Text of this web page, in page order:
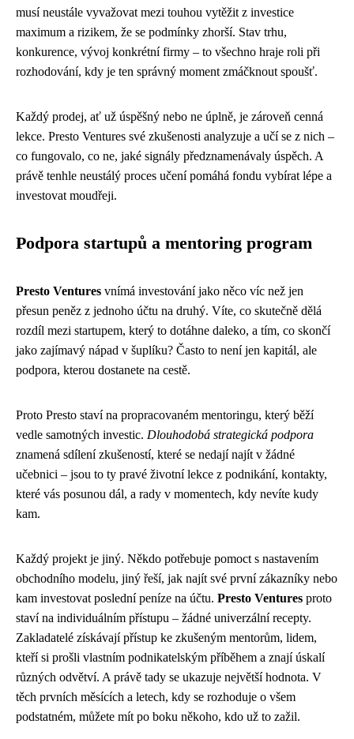
musí neustále vyvažovat mezi touhou vytěžit z investice
maximum a rizikem, že se podmínky zhorší. Stav trhu,
konkurence, vývoj konkrétní firmy – to všechno hraje roli při
rozhodování, kdy je ten správný moment zmáčknout spoušť.
Každý prodej, ať už úspěšný nebo ne úplně, je zároveň cenná
lekce. Presto Ventures své zkušenosti analyzuje a učí se z nich –
co fungovalo, co ne, jaké signály předznamenávaly úspěch. A
právě tenhle neustálý proces učení pomáhá fondu vybírat lépe a
investovat moudřeji.
Podpora startupů a mentoring program
Presto Ventures vnímá investování jako něco víc než jen
přesun peněz z jednoho účtu na druhý. Víte, co skutečně dělá
rozdíl mezi startupem, který to dotáhne daleko, a tím, co skončí
jako zajímavý nápad v šuplíku? Často to není jen kapitál, ale
podpora, kterou dostanete na cestě.
Proto Presto staví na propracovaném mentoringu, který běží
vedle samotných investic. Dlouhodobá strategická podpora
znamená sdílení zkušeností, které se nedají najít v žádné
učebnici – jsou to ty pravé životní lekce z podnikání, kontakty,
které vás posunou dál, a rady v momentech, kdy nevíte kudy
kam.
Každý projekt je jiný. Někdo potřebuje pomoct s nastavením
obchodního modelu, jiný řeší, jak najít své první zákazníky nebo
kam investovat poslední peníze na účtu. Presto Ventures proto
staví na individuálním přístupu – žádné univerzální recepty.
Zakladatelé získávají přístup ke zkušeným mentorům, lidem,
kteří si prošli vlastním podnikatelským příběhem a znají úskalí
různých odvětví. A právě tady se ukazuje největší hodnota. V
těch prvních měsících a letech, kdy se rozhoduje o všem
podstatném, můžete mít po boku někoho, kdo už to zažil.